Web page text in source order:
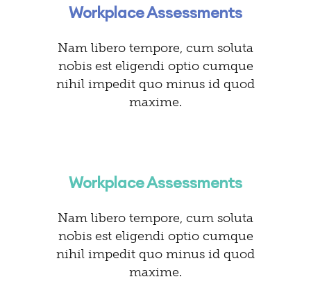
Workplace Assessments
Nam libero tempore, cum soluta
nobis est eligendi optio cumque
nihil impedit quo minus id quod
maxime.
Workplace Assessments
Nam libero tempore, cum soluta
nobis est eligendi optio cumque
nihil impedit quo minus id quod
maxime.